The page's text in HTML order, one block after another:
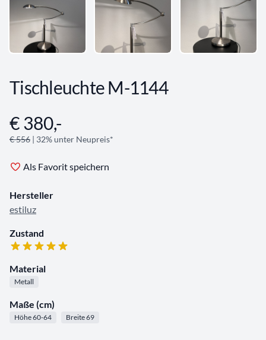
Tischleuchte M-1144
Angebotsinformationen
€ 380,-
€ 556 | 32% unter Neupreis*
Als Favorit speichern
Hersteller
estiluz
Zustand
Material
Metall
Maße (cm)
Höhe 60-64 Breite 69